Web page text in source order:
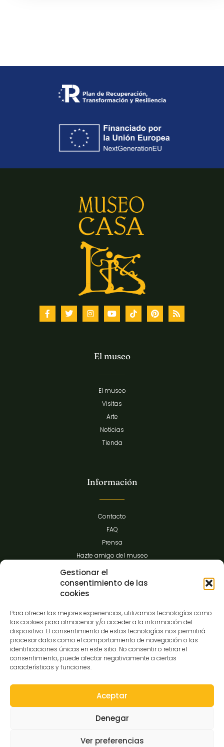
Gestionar el
consentimiento de las
cookies
Para ofrecer las mejores experiencias, utilizamos tecnologías como
las cookies para almacenar y/o acceder a la información del
dispositivo. El consentimiento de estas tecnologías nos permitirá
procesar datos como el comportamiento de navegación o las
identificaciones únicas en este sitio. No consentir o retirar el
consentimiento, puede afectar negativamente a ciertas
características y funciones.
Aceptar
Denegar
Ver preferencias
El museo
El museo
Visitas
Arte
Noticias
Tienda
Información
Contacto
FAQ
Prensa
Hazte amigo del museo
Transparencia
C/Gibraltar,14
37008-Salamanca